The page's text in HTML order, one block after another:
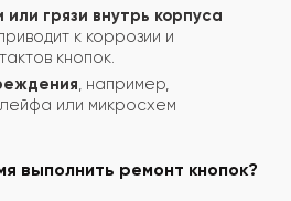
грязи внутрь корпуса
приводит к коррозии и
кнопок.
, например,
или микросхем
выполнить ремонт кнопок?